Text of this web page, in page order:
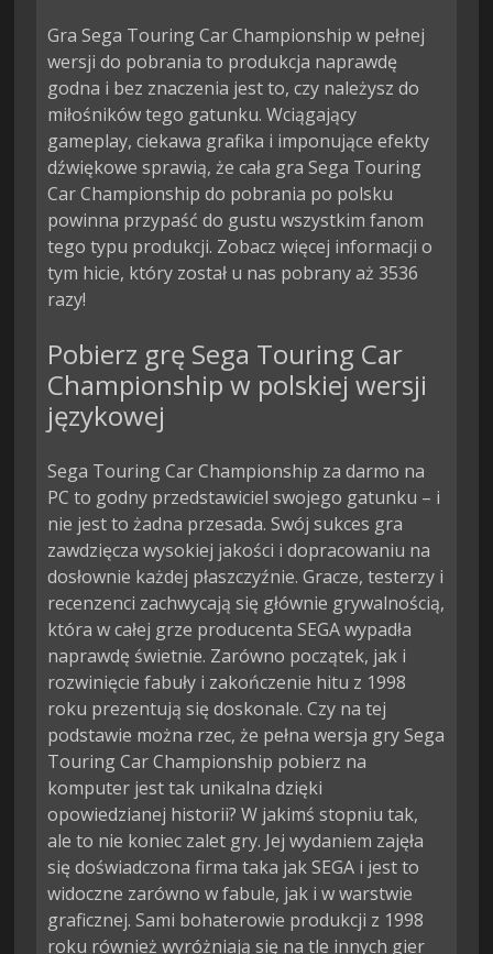
Gra Sega Touring Car Championship w pełnej
wersji do pobrania to produkcja naprawdę
godna i bez znaczenia jest to, czy należysz do
miłośników tego gatunku. Wciągający
gameplay, ciekawa grafika i imponujące efekty
dźwiękowe sprawią, że cała gra Sega Touring
Car Championship do pobrania po polsku
powinna przypaść do gustu wszystkim fanom
tego typu produkcji. Zobacz więcej informacji o
tym hicie, który został u nas pobrany aż 3536
razy!
Pobierz grę Sega Touring Car
Championship w polskiej wersji
językowej
Sega Touring Car Championship za darmo na
PC to godny przedstawiciel swojego gatunku – i
nie jest to żadna przesada. Swój sukces gra
zawdzięcza wysokiej jakości i dopracowaniu na
dosłownie każdej płaszczyźnie. Gracze, testerzy i
recenzenci zachwycają się głównie grywalnością,
która w całej grze producenta SEGA wypadła
naprawdę świetnie. Zarówno początek, jak i
rozwinięcie fabuły i zakończenie hitu z 1998
roku prezentują się doskonale. Czy na tej
podstawie można rzec, że pełna wersja gry Sega
Touring Car Championship pobierz na
komputer jest tak unikalna dzięki
opowiedzianej historii? W jakimś stopniu tak,
ale to nie koniec zalet gry. Jej wydaniem zajęła
się doświadczona firma taka jak SEGA i jest to
widoczne zarówno w fabule, jak i w warstwie
graficznej. Sami bohaterowie produkcji z 1998
roku również wyróżniają się na tle innych gier